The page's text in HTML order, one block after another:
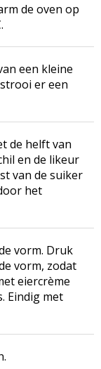
de oven op
een kleine
er een
de helft van
en de likeur
van de suiker
het
vorm. Druk
vorm, zodat
eiercrème
Eindig met